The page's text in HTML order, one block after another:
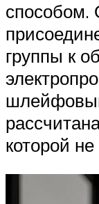
способом.
группы к
которой